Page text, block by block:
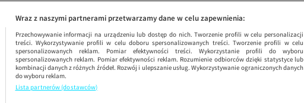
SEZON 2 ODCINEK 216
Wraz z naszymi partnerami przetwarzamy dane w celu zapewnienia:
Przechowywanie informacji na urządzeniu lub dostęp do nich. Tworzenie profili w celu personalizacji
treści. Wykorzystywanie profili w celu doboru spersonalizowanych treści. Tworzenie profili w celu
spersonalizowanych reklam. Pomiar efektywności treści. Wykorzystanie profili do wyboru
spersonalizowanych reklam. Pomiar efektywności reklam. Rozumienie odbiorców dzięki statystyce lub
kombinacji danych z różnych źródeł. Rozwój i ulepszanie usług. Wykorzystywanie ograniczonych danych
do wyboru reklam.
Lista partnerów (dostawców)